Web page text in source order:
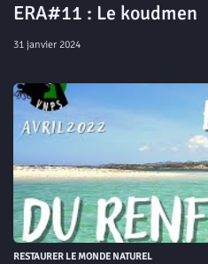
ERA#11 : Le koudmen
31 janvier 2024
RESTAURER LE MONDE NATUREL